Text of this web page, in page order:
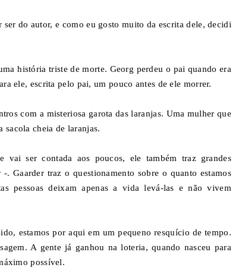
do autor, e como eu gosto muito da escrita dele, decidi
história triste de morte. Georg perdeu o pai quando era
ele, escrita pelo pai, um pouco antes de ele morrer.
com a misteriosa garota das laranjas. Uma mulher que
sacola cheia de laranjas.
ser contada aos poucos, ele também traz grandes
Gaarder traz o questionamento sobre o quanto estamos
pessoas deixam apenas a vida levá-las e não vivem
estamos por aqui em um pequeno resquício de tempo.
A gente já ganhou na loteria, quando nasceu para
possível.